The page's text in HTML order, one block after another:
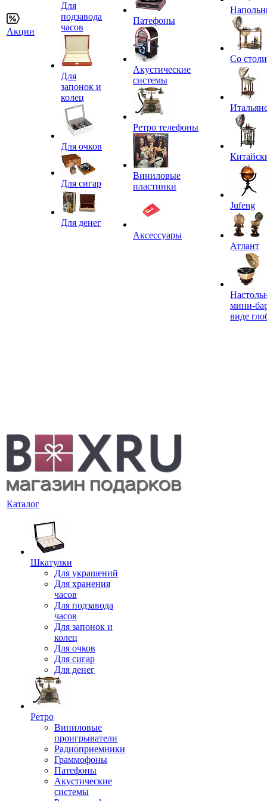
Акции
Для
подзавода
часов
Для
запонок и
колец
Для очков
Для сигар
Для денег
Патефоны
Акустические
системы
Ретро телефоны
Виниловые
пластинки
Аксессуары
Со
Jufeng
Атлант
мини-
виде
Каталог
Шкатулки
Для украшений
Для хранения
часов
Для подзавода
часов
Для запонок и
колец
Для очков
Для сигар
Для денег
Ретро
Виниловые
проигрыватели
Радиоприемники
Граммофоны
Патефоны
Акустические
системы